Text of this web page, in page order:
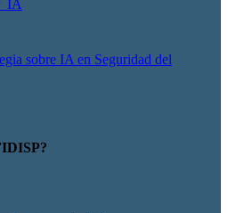
sobre IA en Seguridad del